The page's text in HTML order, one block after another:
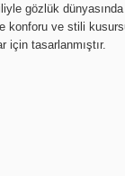
gözlük
konforu ve stili
tasarlanmıştır.